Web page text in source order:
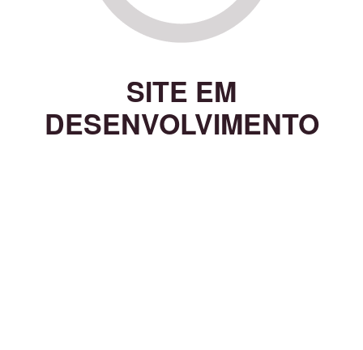
SITE EM
DESENVOLVIMENTO